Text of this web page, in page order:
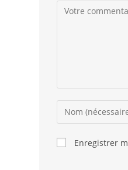
Enregistrer